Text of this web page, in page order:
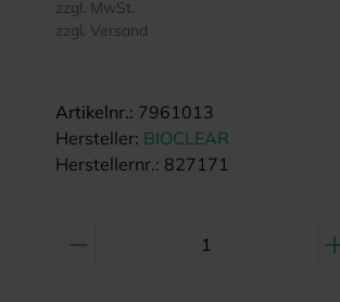
zzgl. MwSt.
zzgl. Versand
Artikelnr.: 7961013
Hersteller: BIOCLEAR
Herstellernr.: 827171